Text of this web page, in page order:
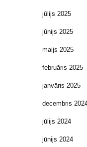
jūlijs 2025
jūnijs 2025
maijs 2025
februāris 2025
janvāris 2025
decembris
jūlijs 2024
jūnijs 2024